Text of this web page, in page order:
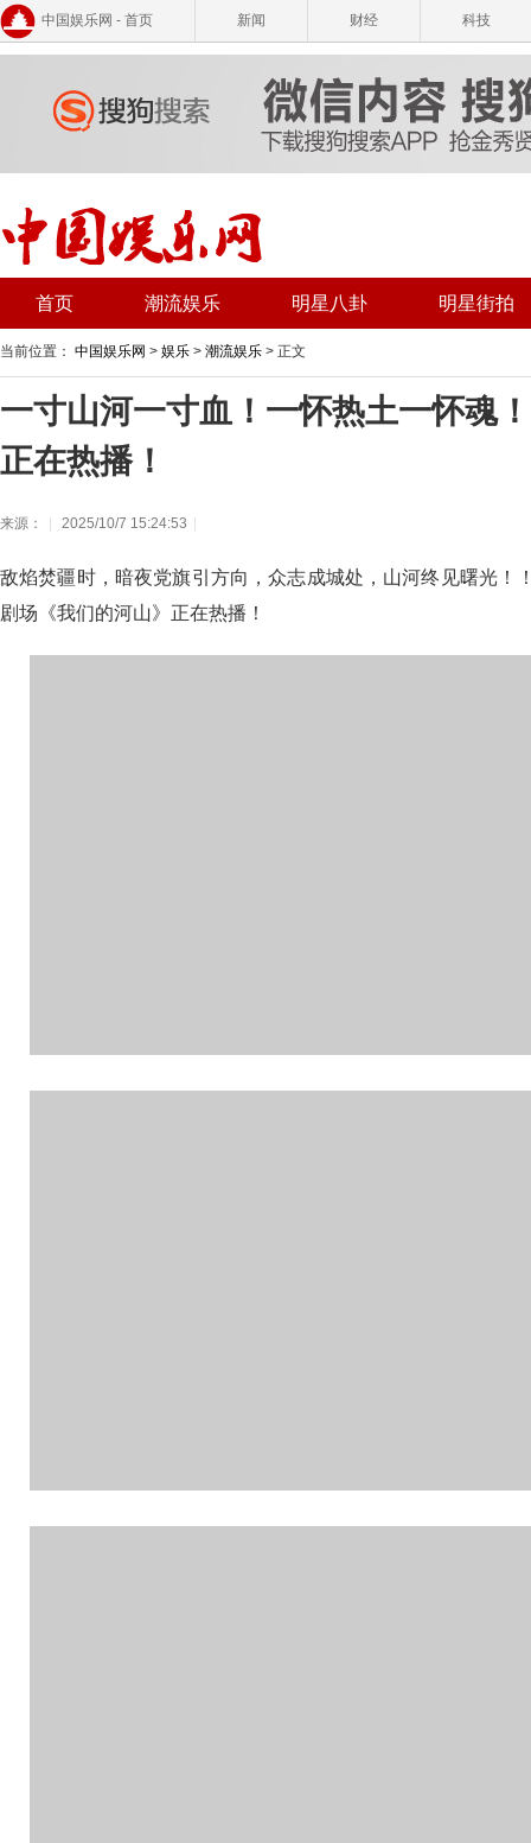
中国娱乐网 - 首页 新闻 财经 科技
首页 潮流娱乐 明星八卦 明星街拍
当前位置： 中国娱乐网 > 娱乐 > 潮流娱乐 > 正文
一寸山河一寸血！一怀热土一怀魂
正在热播！
来源： 2025/10/7 15:24:53
敌焰焚疆时，暗夜党旗引方向，众志成城处，山河终见曙光！
剧场《我们的河山》正在热播！